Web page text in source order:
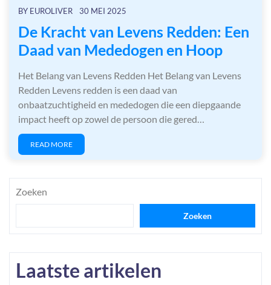
BY EUROLIVER 30 MEI 2025
De Kracht van Levens Redden: Een
Daad van Mededogen en Hoop
Het Belang van Levens Redden Het Belang van Levens
Redden Levens redden is een daad van
onbaatzuchtigheid en mededogen die een diepgaande
impact heeft op zowel de persoon die gered…
READ MORE
Zoeken
Zoeken
Laatste artikelen